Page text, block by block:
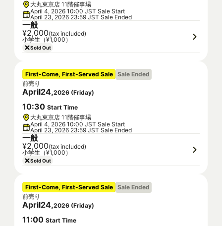
大丸東京店 11階催事場
April 4, 2026 10:00 JST Sale Start
April 23, 2026 23:59 JST Sale Ended
一般
¥2,000(tax included)
小学生（¥1,000）
Sold Out
First-Come, First-Served Sale Sale Ended
前売り
April24,2026 (Friday)
10:30 Start Time
大丸東京店 11階催事場
April 4, 2026 10:00 JST Sale Start
April 23, 2026 23:59 JST Sale Ended
一般
¥2,000(tax included)
小学生（¥1,000）
Sold Out
First-Come, First-Served Sale Sale Ended
前売り
April24,2026 (Friday)
11:00 Start Time